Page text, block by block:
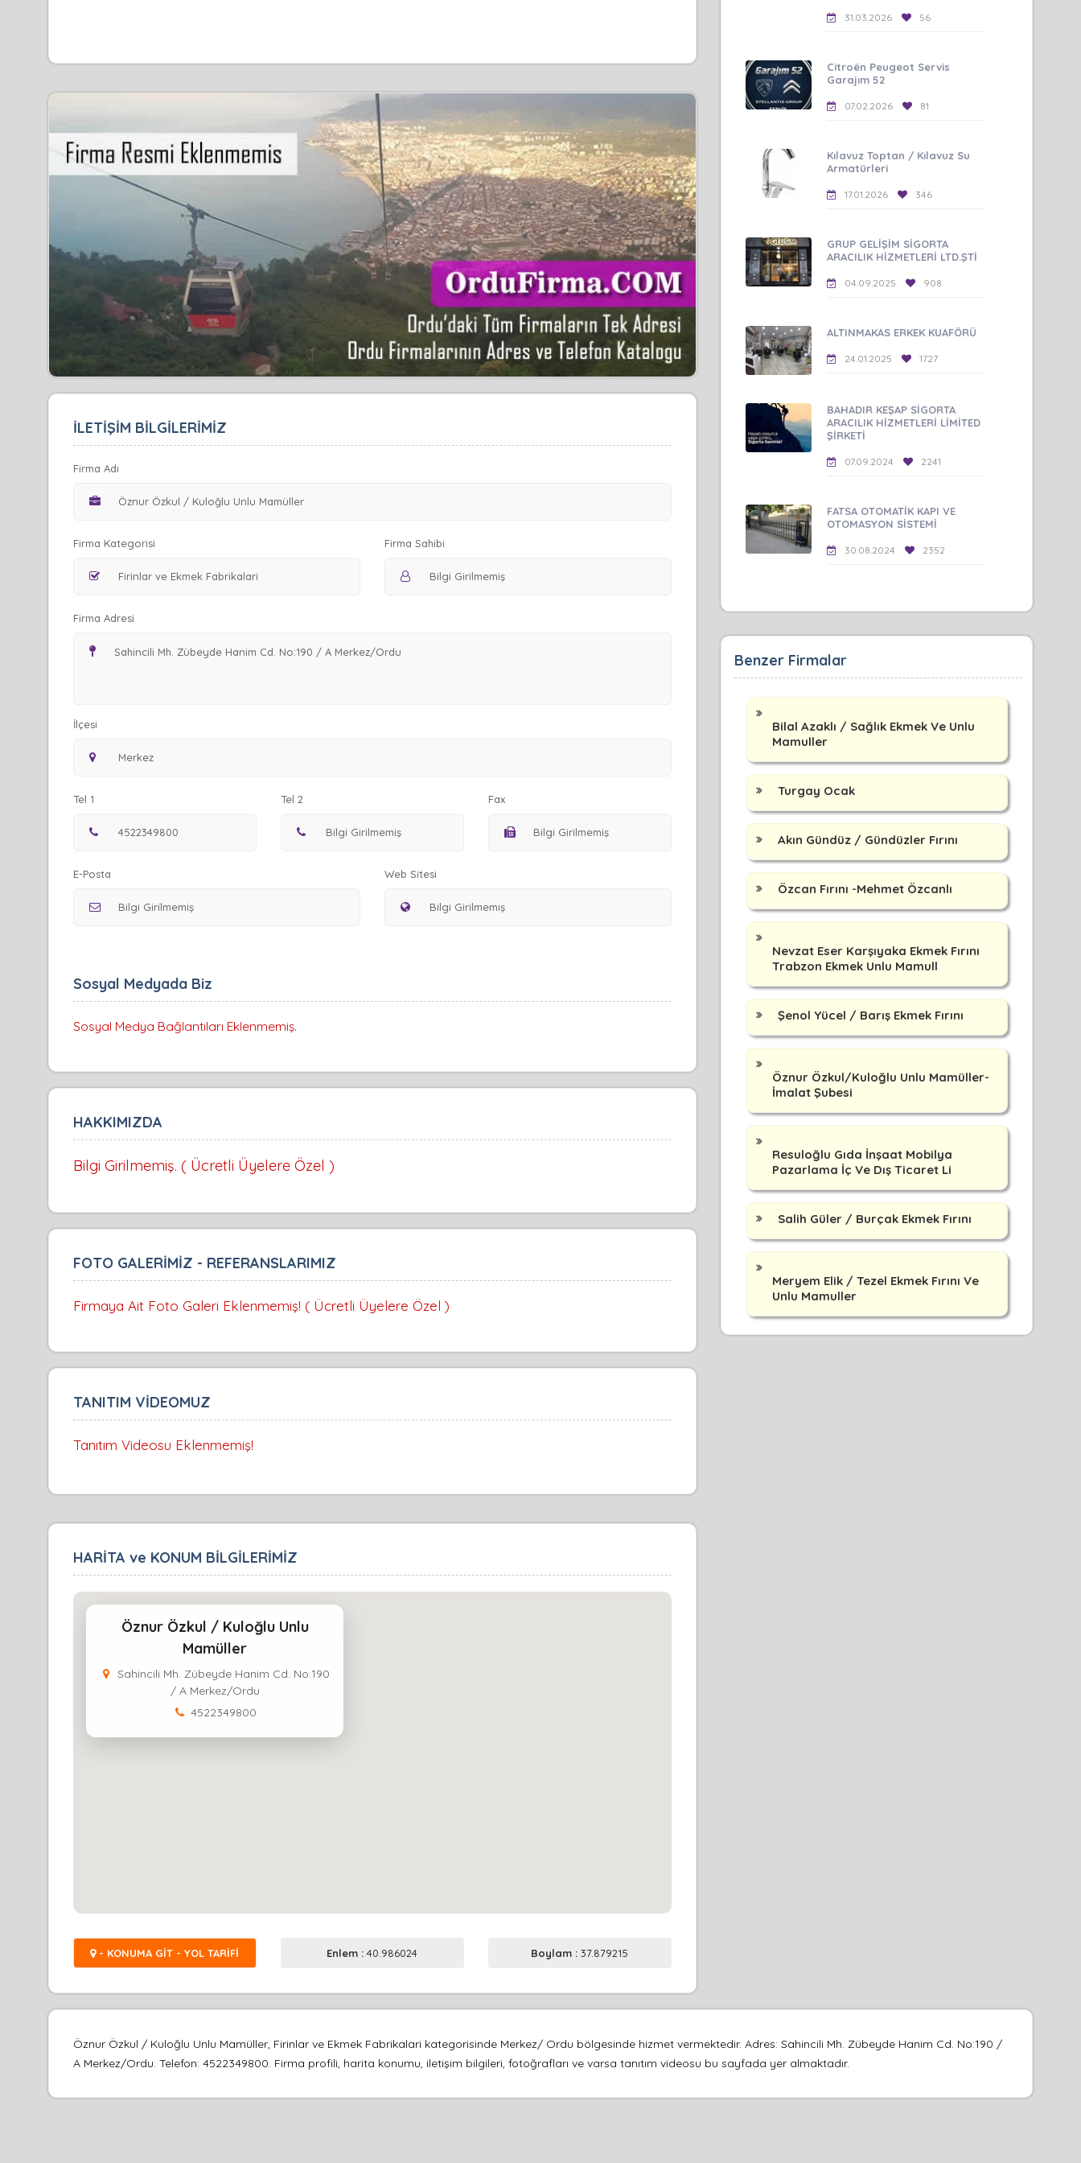
İLETİŞİM BİLGİLERİMİZ
Firma Adı
Firma Kategorisi Firma Sahibi
Firma Adresi
İlçesi
Tel 1 Tel 2 Fax
E-Posta Web Sitesi
Sosyal Medyada Biz
Sosyal Medya Bağlantıları Eklenmemiş.
HAKKIMIZDA
Bilgi Girilmemiş. ( Ücretli Üyelere Özel )
FOTO GALERİMİZ - REFERANSLARIMIZ
Firmaya Ait Foto Galeri Eklenmemiş! ( Ücretli Üyelere Özel )
TANITIM VİDEOMUZ
Tanıtım Videosu Eklenmemiş!
HARİTA ve KONUM BİLGİLERİMİZ
Öznur Özkul / Kuloğlu Unlu
Mamüller
Sahincili Mh. Zübeyde Hanim Cd. No:190
/ A Merkez/Ordu
4522349800
- KONUMA GİT - YOL TARİFİ Enlem :40.986024 Boylam :37.879215
31.03.2026 56
Citroën Peugeot Servis
Garajım 52
07.02.2026 81
Kılavuz Toptan / Kılavuz Su
Armatürleri
17.01.2026 346
GRUP GELİŞİM SİGORTA
ARACILIK HİZMETLERİ LTD.ŞTİ
04.09.2025 908
ALTINMAKAS ERKEK KUAFÖRÜ
24.01.2025 1727
BAHADIR KEŞAP SİGORTA
ARACILIK HİZMETLERİ LİMİTED
ŞİRKETİ
07.09.2024 2241
FATSA OTOMATİK KAPI VE
OTOMASYON SİSTEMİ
30.08.2024 2352
Benzer Firmalar
Bilal Azaklı / Sağlık Ekmek Ve Unlu
Mamuller
Turgay Ocak
Akın Gündüz / Gündüzler Fırını
Özcan Fırını -Mehmet Özcanlı
Nevzat Eser Karşıyaka Ekmek Fırını
Trabzon Ekmek Unlu Mamull
Şenol Yücel / Barış Ekmek Fırını
Öznur Özkul/Kuloğlu Unlu Mamüller-
İmalat Şubesi
Resuloğlu Gıda İnşaat Mobilya
Pazarlama İç Ve Dış Ticaret Li
Salih Güler / Burçak Ekmek Fırını
Meryem Elik / Tezel Ekmek Fırını Ve
Unlu Mamuller
Öznur Özkul / Kuloğlu Unlu Mamüller, Firinlar ve Ekmek Fabrikalari kategorisinde Merkez/ Ordu bölgesinde hizmet vermektedir. Adres: Sahincili Mh. Zübeyde Hanim Cd. No:190 /
A Merkez/Ordu. Telefon: 4522349800. Firma profili, harita konumu, iletişim bilgileri, fotoğrafları ve varsa tanıtım videosu bu sayfada yer almaktadır.